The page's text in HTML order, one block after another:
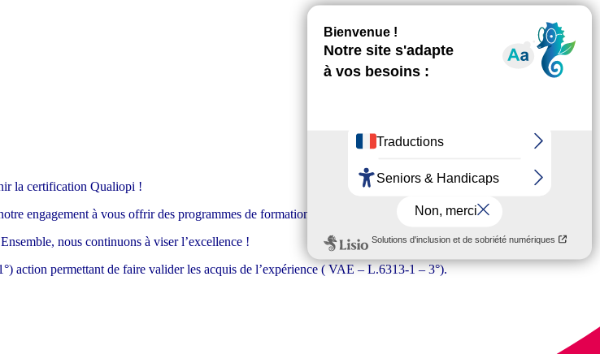
la certification Qualiopi !
engagement à vous offrir des programmes de formation conformes aux plus hauts standards.
nous continuons à viser l’excellence !
action permettant de faire valider les acquis de l’expérience ( VAE – L.6313-1 – 3°).